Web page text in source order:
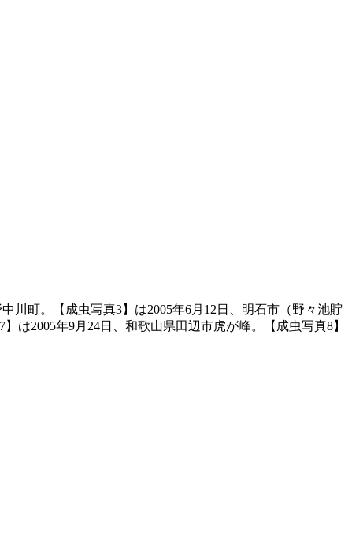
川町。【成虫写真3】は2005年6月12日、明石市（野々池貯
は2005年9月24日、和歌山県田辺市虎が峰。【成虫写真8】